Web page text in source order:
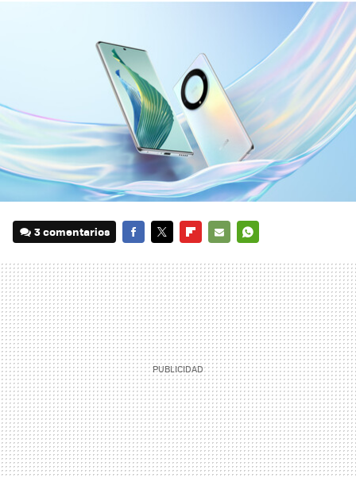
3 comentarios
MAIL